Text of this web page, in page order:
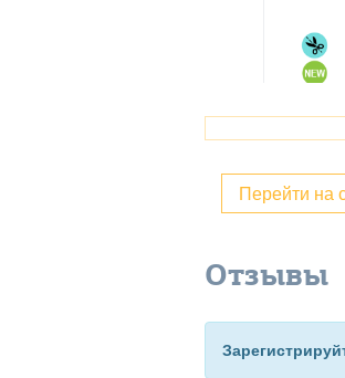
Перейти на
Отзывы